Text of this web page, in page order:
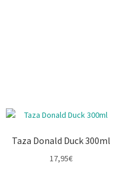
Taza Donald Duck 300ml
17,95€